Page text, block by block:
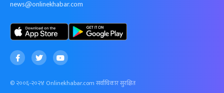
news@onlinekhabar.com
© २००६-२०२४ Onlinekhabar.com सर्वाधिकार सुरक्षित